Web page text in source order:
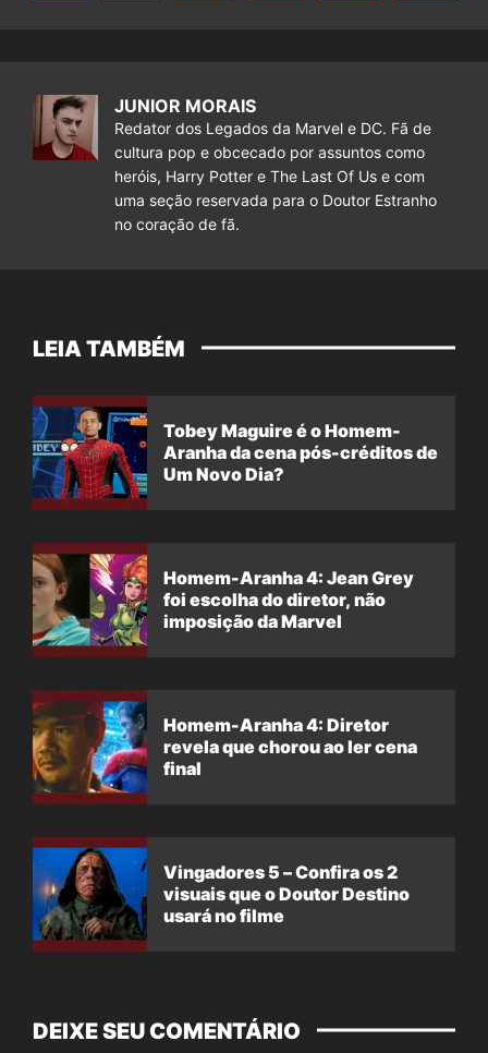
JUNIOR MORAIS
Redator dos Legados da Marvel e DC. Fã de
cultura pop e obcecado por assuntos como
heróis, Harry Potter e The Last Of Us e com
uma seção reservada para o Doutor Estranho
no coração de fã.
LEIA TAMBÉM
Tobey Maguire é o Homem-
Aranha da cena pós-créditos de
Um Novo Dia?
Homem-Aranha 4: Jean Grey
foi escolha do diretor, não
imposição da Marvel
Homem-Aranha 4: Diretor
revela que chorou ao ler cena
final
Vingadores 5 – Confira os 2
visuais que o Doutor Destino
usará no filme
DEIXE SEU COMENTÁRIO